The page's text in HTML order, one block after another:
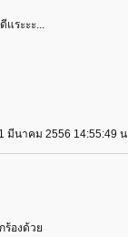
ระะะ...
มีนาคม 2556 14:55:49 น.
ร้องด้ว